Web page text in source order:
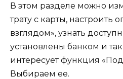
В этом разделе можно
трату с карты, настроить
взглядом», узнать
установлены банком и
интересует функция
Выбираем ее.